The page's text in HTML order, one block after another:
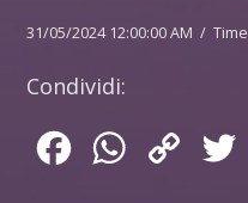
31/05/2024 12:00:00 AM /
Condividi:
FacebookWhatsApp
Copy